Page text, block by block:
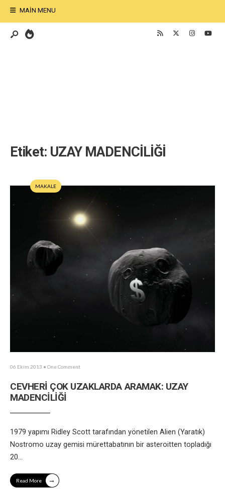
MAIN MENU
Etiket: UZAY MADENCİLİĞİ
MAKALE
06 Ekim 2013 • One Comment
CEVHERİ ÇOK UZAKLARDA ARAMAK: UZAY
MADENCİLİĞİ
1979 yapımı Ridley Scott tarafından yönetilen Alien (Yaratık)
Nostromo uzay gemisi mürettabatının bir asteroitten topladığı
20...
Read More →